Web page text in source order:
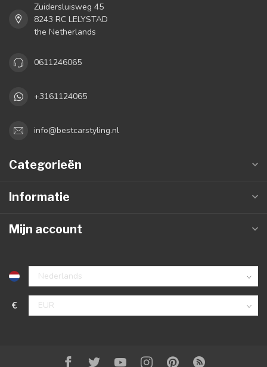
Zuidersluisweg 45
8243 RC LELYSTAD
the Netherlands
0611246065
+3161124065
info@bestcarstyling.nl
Categorieën
Informatie
Mijn account
€